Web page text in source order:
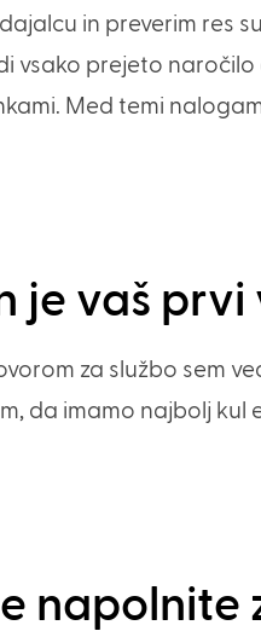
in preverim res
vsako prejeto
Med temi
je vaš
za službo sem
da imamo najbolj kul
napolnite